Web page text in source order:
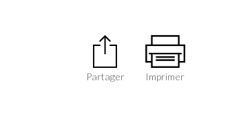
Partager Imprimer